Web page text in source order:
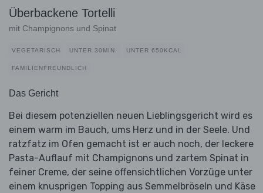
Überbackene Tortelli
mit Champignons und Spinat
VEGETARISCH UNTER 30MIN. UNTER 650KCAL
FAMILIENFREUNDLICH
Das Gericht
Bei diesem potenziellen neuen Lieblingsgericht wird es
einem warm im Bauch, ums Herz und in der Seele. Und
ratzfatz im Ofen gemacht ist er auch noch, der leckere
Pasta-Auflauf mit Champignons und zartem Spinat in
feiner Creme, der seine offensichtlichen Vorzüge unter
einem knusprigen Topping aus Semmelbröseln und Käse